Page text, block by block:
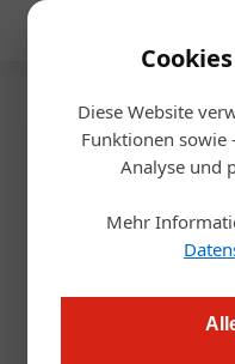
Diese Website
Funktionen
Analyse und
Mehr
Brutal